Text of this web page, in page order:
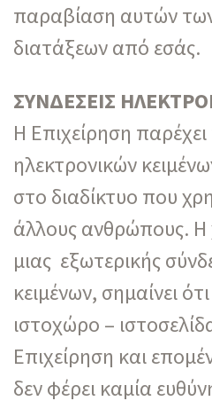
παραβίαση αυτών
διατάξεων από εσάς.
ΣΥΝΔΕΣΕΙΣ
Η Επιχείρηση παρέχει
ηλεκτρονικών
στο διαδίκτυο που
άλλους ανθρώπους. Η
μιας εξωτερικής
κειμένων, σημαίνει
ιστοχώρο –
Επιχείρηση και
δεν φέρει καμία